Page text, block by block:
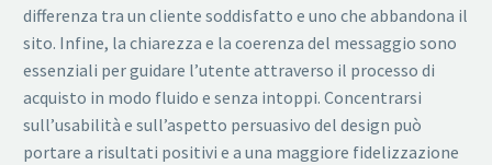
differenza tra un cliente soddisfatto e uno che abbandona il
sito. Infine, la chiarezza e la coerenza del messaggio sono
essenziali per guidare l’utente attraverso il processo di
acquisto in modo fluido e senza intoppi. Concentrarsi
sull’usabilità e sull’aspetto persuasivo del design può
portare a risultati positivi e a una maggiore fidelizzazione